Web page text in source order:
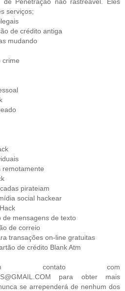
Penetração não rastreável. Eles
serviços;
de crédito antiga
mudando
crime
remotamente
pirateiam
social hackear
de mensagens de texto
de correio
transações on-line gratuitas
de crédito Blank Atm
contato com
para obter mais
se arrependerá de nenhum dos